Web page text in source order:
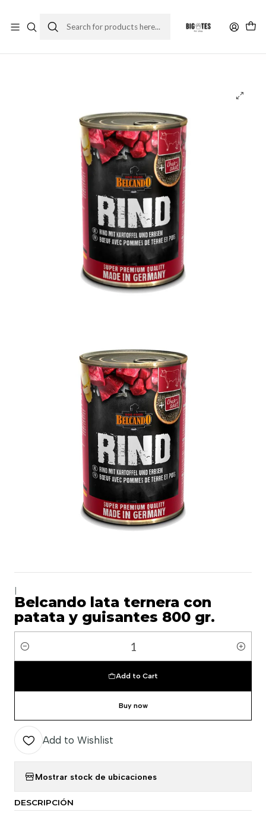
Belcando lata ternera con
patata y guisantes 800 gr.
Quantity
Add to Cart
Buy now
Add to Wishlist
Mostrar stock de ubicaciones
DESCRIPCIÓN